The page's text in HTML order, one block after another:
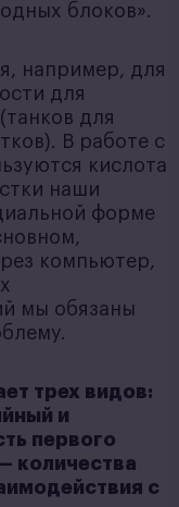
блоков».
например, для
для
для
В работе с
кислота
наши
форме
компьютер,
мы обязаны
трех видов:
и
первого
количества
с